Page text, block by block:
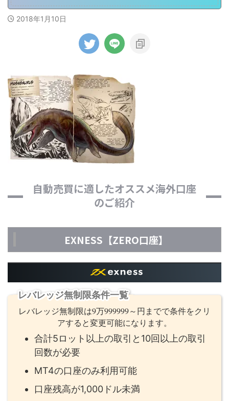
2018年1月10日
自動売買に適したオススメ海外口座
のご紹介
EXNESS【ZERO口座】
レバレッジ無制限条件一覧
レバレッジ無制限は9万999999～円までで条件をクリ
アすると変更可能になります。
合計5ロット以上の取引と10回以上の取引
回数が必要
MT4の口座のみ利用可能
口座残高が1,000ドル未満